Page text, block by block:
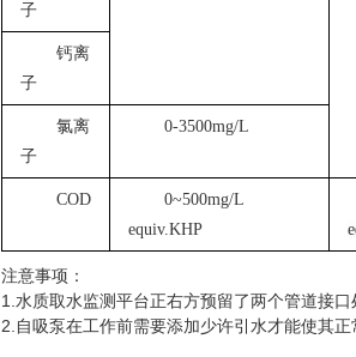
子
钙离
子
氯离
子
0-3500mg/L
COD
0~500mg/L
equiv.KHP
注意事项：
1.水质取水监测平台正右方预留了两个管道接
2.自吸泵在工作前需要添加少许引水才能使其